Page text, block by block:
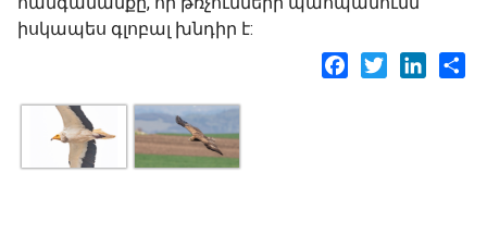
իսկապես գլոբալ խնդիր է:
Facebook
Twitter